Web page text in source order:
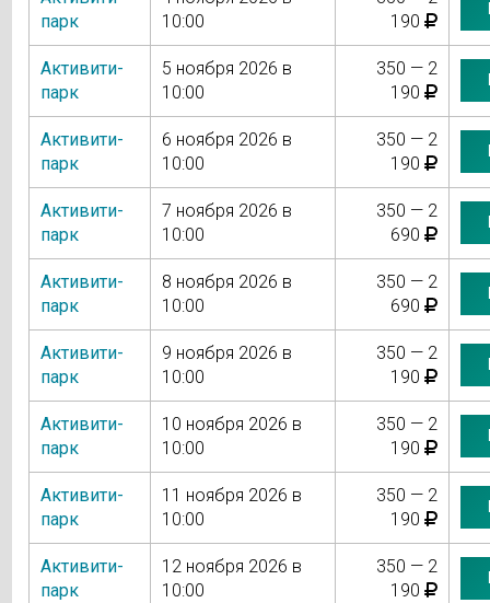
парк
10:00
190
Активити-
парк
5 ноября 2026 в
10:00
350 — 2
190
Активити-
парк
6 ноября 2026 в
10:00
350 — 2
190
Активити-
парк
7 ноября 2026 в
10:00
350 — 2
690
Активити-
парк
8 ноября 2026 в
10:00
350 — 2
690
Активити-
парк
9 ноября 2026 в
10:00
350 — 2
190
Активити-
парк
10 ноября 2026 в
10:00
350 — 2
190
Активити-
парк
11 ноября 2026 в
10:00
350 — 2
190
Активити-
парк
12 ноября 2026 в
10:00
350 — 2
190